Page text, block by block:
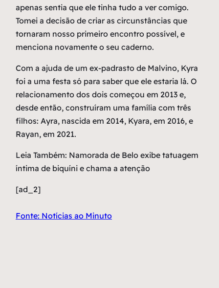
apenas sentia que ele tinha tudo a ver comigo.
Tomei a decisão de criar as circunstâncias que
tornaram nosso primeiro encontro possível, e
menciona novamente o seu caderno.
Com a ajuda de um ex-padrasto de Malvino, Kyra
foi a uma festa só para saber que ele estaria lá. O
relacionamento dos dois começou em 2013 e,
desde então, construíram uma família com três
filhos: Ayra, nascida em 2014, Kyara, em 2016, e
Rayan, em 2021.
Leia Também: Namorada de Belo exibe tatuagem
íntima de biquíni e chama a atenção
[ad_2]
Fonte: Notícias ao Minuto